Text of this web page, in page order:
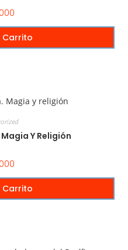
Carrito
Y Religión
Carrito